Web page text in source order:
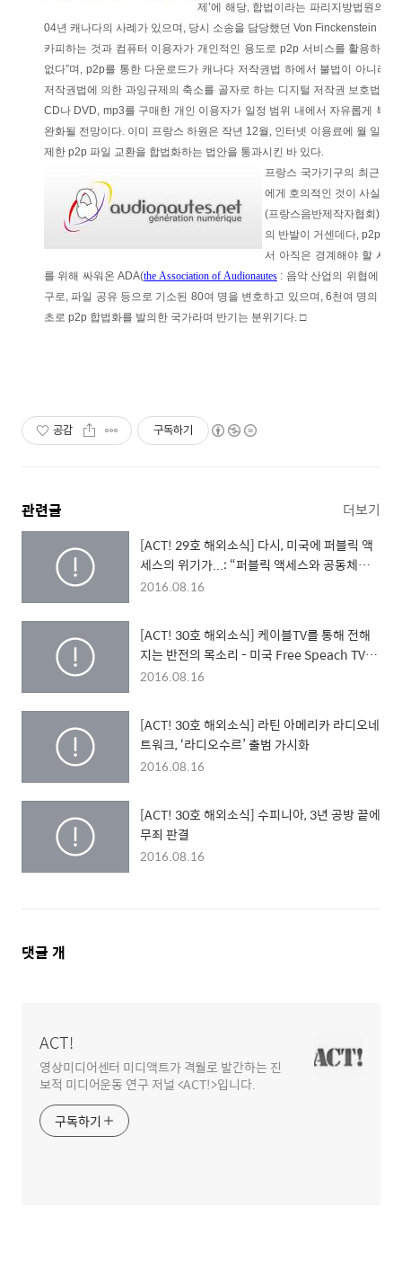
제’에 해당, 합법이라는 파리지방법원의
04년 캐나다의 사례가 있으며, 당시 소송을 담당했던 Von Finckenstein 판
카피하는 것과 컴퓨터 이용자가 개인적인 용도로 p2p 서비스를 활용하는
없다”며, p2p를 통한 다운로드가 캐나다 저작권법 하에서 불법이 아니라
저작권법에 의한 과잉규제의 축소를 골자로 하는 디지털 저작권 보호법 개
CD나 DVD, mp3를 구매한 개인 이용자가 일정 범위 내에서 자유롭게 복
완화될 전망이다. 이미 프랑스 하원은 작년 12월, 인터넷 이용료에 월 일정
제한 p2p 파일 교환을 합법화하는 법안을 통과시킨 바 있다.
프랑스 국가기구의 최근 흐
에게 호의적인 것이 사실이
(프랑스음반제작자협회)가
의 반발이 거센데다, p2p 합
서 아직은 경계해야 할 시
를 위해 싸워온 ADA(the Association of Audionautes: 음악 산업의 위협에 대
구로, 파일 공유 등으로 기소된 80여 명을 변호하고 있으며, 6천여 명의 회
초로 p2p 합법화를 발의한 국가라며 반기는 분위기다. □
공감 구독하기
관련글 더보기
[ACT! 29호 해외소식] 다시, 미국에 퍼블릭 액
세스의 위기가...: “퍼블릭 액세스와 공동체미
디어 구하기” 캠페인
2016.08.16
[ACT! 30호 해외소식] 케이블TV를 통해 전해
지는 반전의 목소리 - 미국 Free Speach TV의
반전 특집 편성
2016.08.16
[ACT! 30호 해외소식] 라틴 아메리카 라디오네
트워크, ‘라디오수르’ 출범 가시화
2016.08.16
[ACT! 30호 해외소식] 수피니아, 3년 공방 끝에
무죄 판결
2016.08.16
댓
댓글 개
ACT!
영상미디어센터 미디액트가 격월로 발간하는 진
보적 미디어운동 연구 저널 <ACT!>입니다.
구독하기